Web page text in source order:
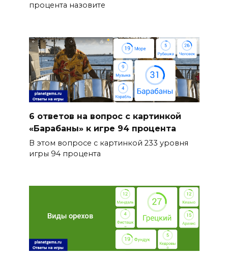
процента назовите
6 ответов на вопрос с картинкой
«Барабаны» к игре 94 процента
В этом вопросе с картинкой 233 уровня
игры 94 процента